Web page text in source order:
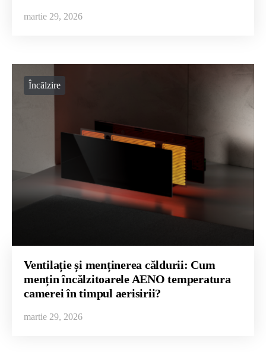
martie 29, 2026
Încălzire
Ventilație și menținerea căldurii: Cum
mențin încălzitoarele AENO temperatura
camerei în timpul aerisirii?
martie 29, 2026